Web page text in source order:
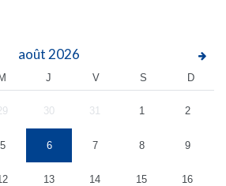
août 2026
M J V S D
30 31 1 2
5 6 7 8 9
13 14 15 16